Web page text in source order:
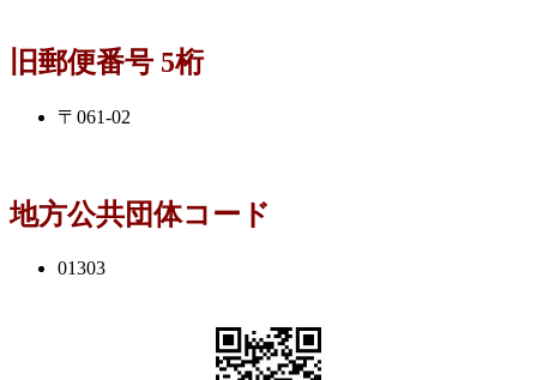
旧郵便番号 5桁
〒061-02
地方公共団体コード
01303